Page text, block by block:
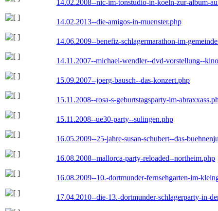
14.02.2008--nic-im-tonstudio-in-koeln-zur-album-
14.02.2013--die-amigos-in-muenster.php
14.06.2009--benefiz-schlagermarathon-im-
14.11.2007--michael-wendler--dvd-vorstellung--
15.09.2007--joerg-bausch--das-konzert.php
15.11.2008--rosa-s-geburtstagsparty-im-
15.11.2008--ue30-party--sulingen.php
16.05.2009--25-jahre-susan-schubert--das-
16.08.2008--mallorca-party-reloaded--northeim.php
16.08.2009--10.-dortmunder-fernsehgarten-im-
17.04.2010--die-13.-dortmunder-schlagerparty-in-